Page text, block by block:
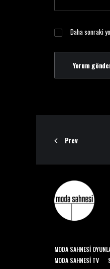
Daha sonraki
Prev
MODA SAHNESI
MODA SAHNESI TV